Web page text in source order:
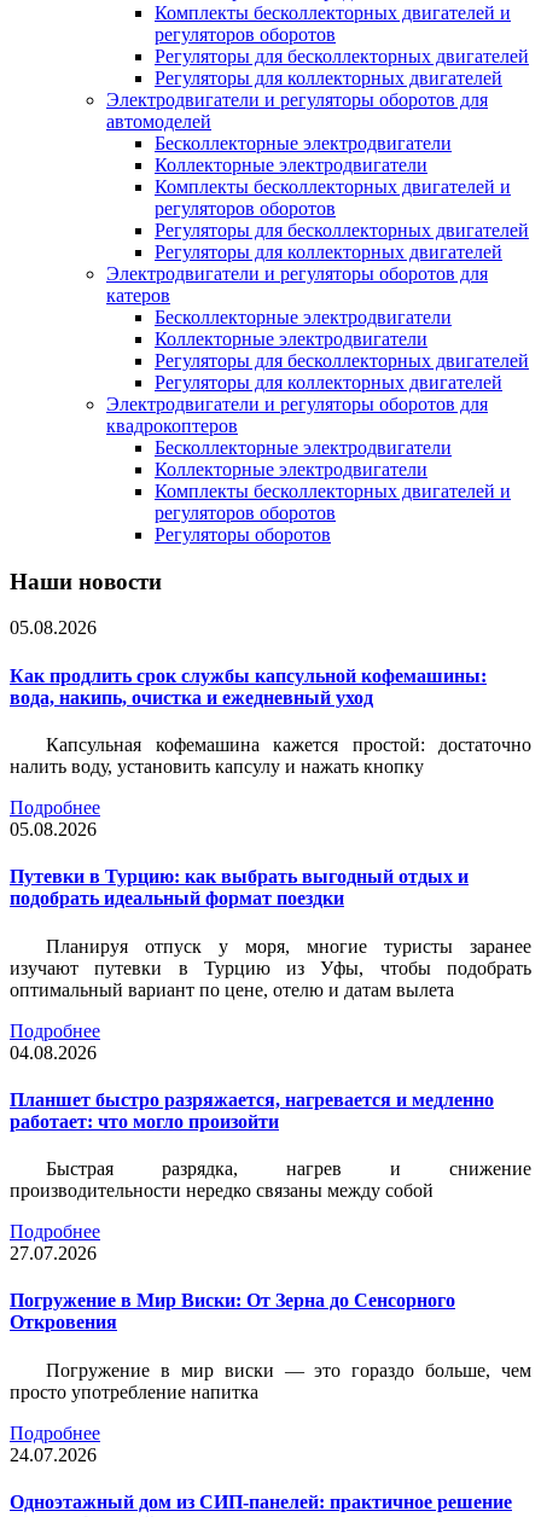
Комплекты бесколлекторных двигателей и
регуляторов оборотов
Регуляторы для бесколлекторных двигателей
Регуляторы для коллекторных двигателей
Электродвигатели и регуляторы оборотов для
автомоделей
Бесколлекторные электродвигатели
Коллекторные электродвигатели
Комплекты бесколлекторных двигателей и
регуляторов оборотов
Регуляторы для бесколлекторных двигателей
Регуляторы для коллекторных двигателей
Электродвигатели и регуляторы оборотов для
катеров
Бесколлекторные электродвигатели
Коллекторные электродвигатели
Регуляторы для бесколлекторных двигателей
Регуляторы для коллекторных двигателей
Электродвигатели и регуляторы оборотов для
квадрокоптеров
Бесколлекторные электродвигатели
Коллекторные электродвигатели
Комплекты бесколлекторных двигателей и
регуляторов оборотов
Регуляторы оборотов
Наши новости
05.08.2026
Как продлить срок службы капсульной кофемашины:
вода, накипь, очистка и ежедневный уход
Капсульная кофемашина кажется простой: достаточно
налить воду, установить капсулу и нажать кнопку
Подробнее
05.08.2026
Путевки в Турцию: как выбрать выгодный отдых и
подобрать идеальный формат поездки
Планируя отпуск у моря, многие туристы заранее
изучают путевки в Турцию из Уфы, чтобы подобрать
оптимальный вариант по цене, отелю и датам вылета
Подробнее
04.08.2026
Планшет быстро разряжается, нагревается и медленно
работает: что могло произойти
Быстрая разрядка, нагрев и снижение
производительности нередко связаны между собой
Подробнее
27.07.2026
Погружение в Мир Виски: От Зерна до Сенсорного
Откровения
Погружение в мир виски — это гораздо больше, чем
просто употребление напитка
Подробнее
24.07.2026
Одноэтажный дом из СИП-панелей: практичное решение